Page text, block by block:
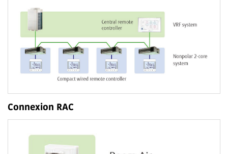
Connexion RAC